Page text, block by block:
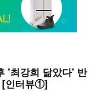
'최강희 닮았다' 반
[인터뷰①]